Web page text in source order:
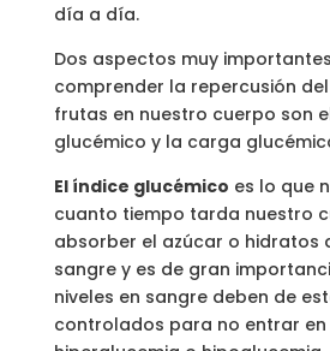
día a día.
Dos aspectos muy
comprender la repercusión
frutas en nuestro cuerpo son
glucémico y la carga
El índice glucémico es lo que
cuanto tiempo tarda nuestro
absorber el azúcar o hidratos
sangre y es de gran
niveles en sangre deben de
controlados para no entrar